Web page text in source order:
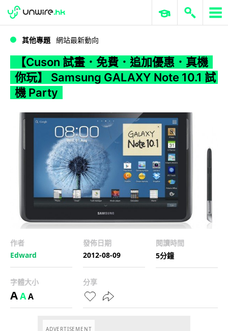
WWDC 2026 ERP 與商業 AI
其他專題 網站最新動向
【Cuson 試畫．免費．追加優惠．真機
你玩】 Samsung GALAXY Note 10.1 試
機 Party
作者
Edward
發佈日期
2012-08-09
閱讀時間
5分鐘
字體大小
AAA
分享
ADVERTISEMENT